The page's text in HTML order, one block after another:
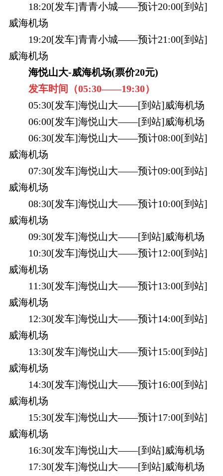
18:20[发车]青青小城——预计20:00[到站]
威海机场
19:20[发车]青青小城——预计21:00[到站]
威海机场
海悦山大-威海机场(票价20元)
发车时间（05:30——19:30）
05:30[发车]海悦山大——[到站]威海机场
06:00[发车]海悦山大——[到站]威海机场
06:30[发车]海悦山大——预计08:00[到站]
威海机场
07:30[发车]海悦山大——预计09:00[到站]
威海机场
08:30[发车]海悦山大——预计10:00[到站]
威海机场
09:30[发车]海悦山大——[到站]威海机场
10:30[发车]海悦山大——预计12:00[到站]
威海机场
11:30[发车]海悦山大——预计13:00[到站]
威海机场
12:30[发车]海悦山大——预计14:00[到站]
威海机场
13:30[发车]海悦山大——预计15:00[到站]
威海机场
14:30[发车]海悦山大——预计16:00[到站]
威海机场
15:30[发车]海悦山大——预计17:00[到站]
威海机场
16:30[发车]海悦山大——[到站]威海机场
17:30[发车]海悦山大——[到站]威海机场